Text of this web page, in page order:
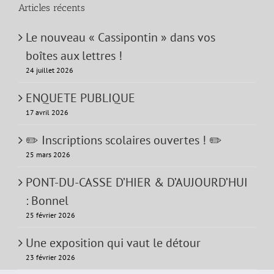
Articles récents
Le nouveau « Cassipontin » dans vos
boîtes aux lettres !
24 juillet 2026
ENQUETE PUBLIQUE
17 avril 2026
✏️ Inscriptions scolaires ouvertes ! ✏️
25 mars 2026
PONT-DU-CASSE D’HIER & D’AUJOURD’HUI
: Bonnel
25 février 2026
Une exposition qui vaut le détour
23 février 2026